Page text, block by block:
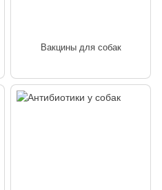
Вакцины для собак